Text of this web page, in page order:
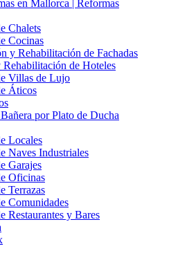
en Mallorca | Reformas
Chalets
Cocinas
y Rehabilitación de Fachadas
Rehabilitación de Hoteles
Villas de Lujo
Áticos
por Plato de Ducha
Locales
Naves Industriales
Garajes
Oficinas
Terrazas
Comunidades
Restaurantes y Bares